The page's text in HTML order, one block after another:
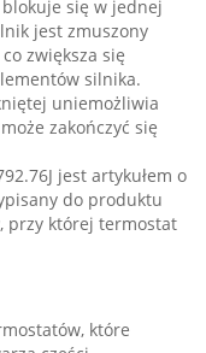
się w jednej
jest zmuszony
zwiększa się
silnika.
uniemożliwia
zakończyć się
jest artykułem o
do produktu
przy której termostat
które